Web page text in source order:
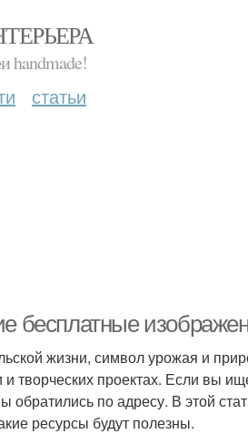
handmade!
статьи
бесплатные
жизни, символ урожая и
творческих проектах. Если вы
обратились по адресу. В этой
ресурсы будут полезны.